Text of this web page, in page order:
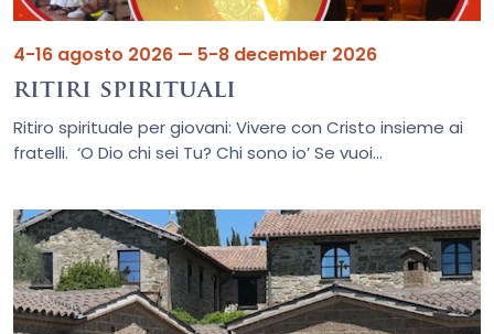
4-16 agosto 2026 — 5-8 december 2026
ritiri spirituali
Ritiro spirituale per giovani: Vivere con Cristo insieme ai
fratelli. ‘O Dio chi sei Tu? Chi sono io’ Se vuoi...